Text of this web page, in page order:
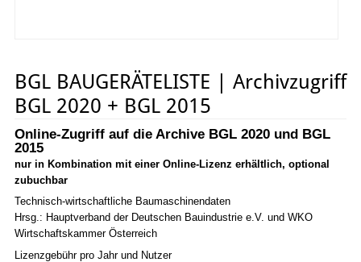
BGL BAUGERÄTELISTE | Archivzugriff
BGL 2020 + BGL 2015
Online-Zugriff auf die Archive BGL 2020 und BGL
2015
nur in Kombination mit einer Online-Lizenz erhältlich, optional
zubuchbar
Technisch-wirtschaftliche Baumaschinendaten
Hrsg.: Hauptverband der Deutschen Bauindustrie e.V. und WKO
Wirtschaftskammer Österreich
Lizenzgebühr pro Jahr und Nutzer